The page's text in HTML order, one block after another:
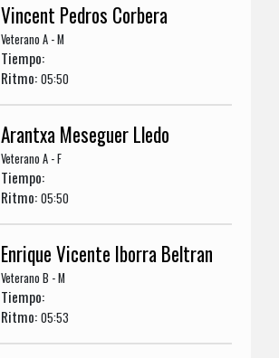
Vincent Pedros Corbera
Veterano A - M
Tiempo:
Ritmo:05:50
Arantxa Meseguer Lledo
Veterano A - F
Tiempo:
Ritmo:05:50
Enrique Vicente Iborra Beltran
Veterano B - M
Tiempo:
Ritmo:05:53